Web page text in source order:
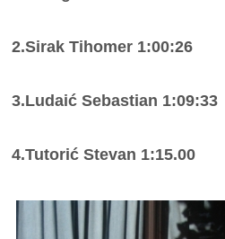
2.Sirak Tihomer 1:00:26
3.Ludaić Sebastian 1:09:33
4.Tutorić Stevan 1:15.00